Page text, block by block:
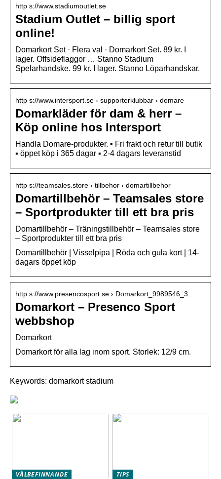
http s://www.stadiumoutlet.se
Stadium Outlet – billig sport
online!
Domarkort Set · Flera val · Domarkort Set. 89 kr. I
lager. Offsideflaggor … Stanno Stadium
Spelarhandske. 99 kr. I lager. Stanno Löparhandskar.
http s://www.intersport.se › supporterklubbar › domare
Domarkläder för dam & herr –
Köp online hos Intersport
Handla Domare-produkter. ▪ Fri frakt och retur till butik
▪ öppet köp i 365 dagar ▪ 2-4 dagars leveranstid
http s://teamsales.store › tillbehor › domartillbehor
Domartillbehör – Teamsales store
– Sportprodukter till ett bra pris
Domartillbehör – Träningstillbehör – Teamsales store
– Sportprodukter till ett bra pris
Domartillbehör | Visselpipa | Röda och gula kort | 14-
dagars öppet köp
http s://www.presencosport.se › Domarkort_9989546_3…
Domarkort – Presenco Sport
webbshop
Domarkort
Domarkort för alla lag inom sport. Storlek: 12/9 cm.
Keywords: domarkort stadium
VÄLBEFINNANDE
TIPS